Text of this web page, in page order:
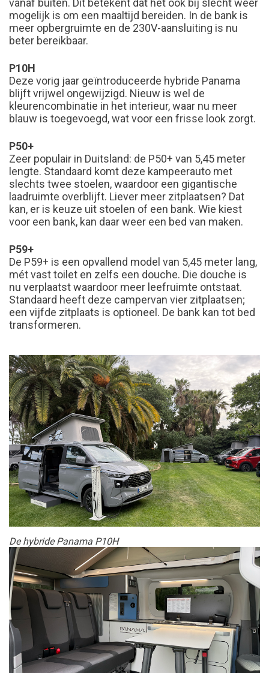
vanaf buiten. Dit betekent dat het ook bij slecht weer
mogelijk is om een maaltijd bereiden. In de bank is
meer opbergruimte en de 230V-aansluiting is nu
beter bereikbaar.
P10H
Deze vorig jaar geïntroduceerde hybride Panama
blijft vrijwel ongewijzigd. Nieuw is wel de
kleurencombinatie in het interieur, waar nu meer
blauw is toegevoegd, wat voor een frisse look zorgt.
P50+
Zeer populair in Duitsland: de P50+ van 5,45 meter
lengte. Standaard komt deze kampeerauto met
slechts twee stoelen, waardoor een gigantische
laadruimte overblijft. Liever meer zitplaatsen? Dat
kan, er is keuze uit stoelen of een bank. Wie kiest
voor een bank, kan daar weer een bed van maken.
P59+
De P59+ is een opvallend model van 5,45 meter lang,
mét vast toilet en zelfs een douche. Die douche is
nu verplaatst waardoor meer leefruimte ontstaat.
Standaard heeft deze campervan vier zitplaatsen;
een vijfde zitplaats is optioneel. De bank kan tot bed
transformeren.
De hybride Panama P10H